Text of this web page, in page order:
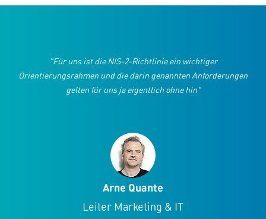
"Für uns ist die NIS-2-Richtlinie ein wichtiger
Orientierungsrahmen und die darin genannten Anforderungen
gelten für uns ja eigentlich ohne hin"
Arne Quante
Leiter Marketing & IT